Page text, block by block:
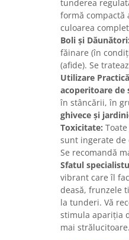
tunderea
formă compactă
culoarea
Boli și Dăunători:
făinare (în
(afide). Se
Utilizare
acoperitoare de
în stâncării, în
ghivece și
Toxicitate:
sunt ingerate de
Se recomandă
Sfatul
vibrant care îl
deasă, frunzele
la tunderi. Vă
stimula apariția
mai strălucitoare.